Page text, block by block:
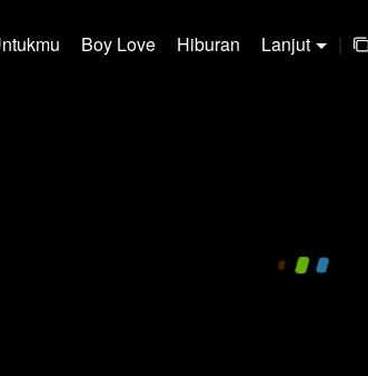
Boy Love Hiburan Lanjut |